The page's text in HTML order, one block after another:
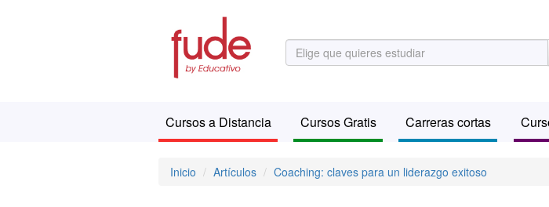
Cursos a Distancia Cursos Gratis Carreras cortas
Inicio Artículos Coaching: claves para un liderazgo exitoso